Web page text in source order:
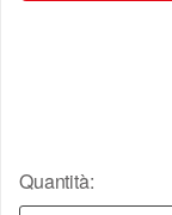
Quantità: